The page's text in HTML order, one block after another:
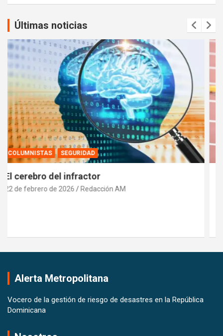
Últimas noticias
DEPORTE INTERNACIONALES
Marileidy Paulino: Orgullo Dominicano que
Brilla en las Pistas del Mundo y es Reconocida
Alerta Metropolitana
Vocero de la gestión de riesgo de desastres en la República
Dominicana